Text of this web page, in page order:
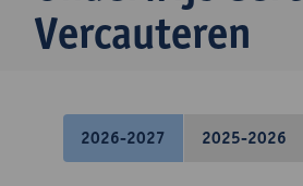
Vercauteren
2026-2027 2025-2026